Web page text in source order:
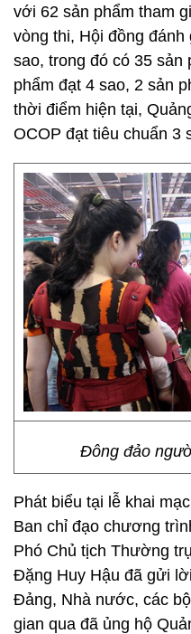
với 62 sản phẩm tham
vòng thi, Hội đồng
sao, trong đó có 35 sản
phẩm đạt 4 sao, 2 sản
thời điểm hiện tại,
OCOP đạt tiêu chuẩn 3
Đông đảo
Phát biểu tại lễ khai
Ban chỉ đạo chương
Phó Chủ tịch Thường
Đặng Huy Hậu đã gửi
Đảng, Nhà nước, các
gian qua đã ủng hộ